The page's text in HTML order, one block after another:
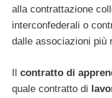
alla contrattazione
interconfederali o
dalle associazioni più
Il contratto di
quale contratto di